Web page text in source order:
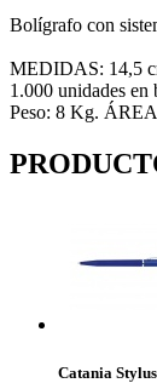
Bolígrafo con
MEDIDAS: 14,5
1.000 unidades
Peso: 8 Kg.
Catania Stylus